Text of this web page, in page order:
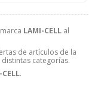
LAMI-CELL al
de artículos de la
categorías.
.